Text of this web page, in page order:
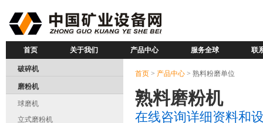
首页 关于我们 产品中心 服务全球 联
破碎机
磨粉机
球磨机
立式磨粉机
首页 > 产品中心 > 熟料粉磨单位
熟料磨粉机
在线咨询详细资料和